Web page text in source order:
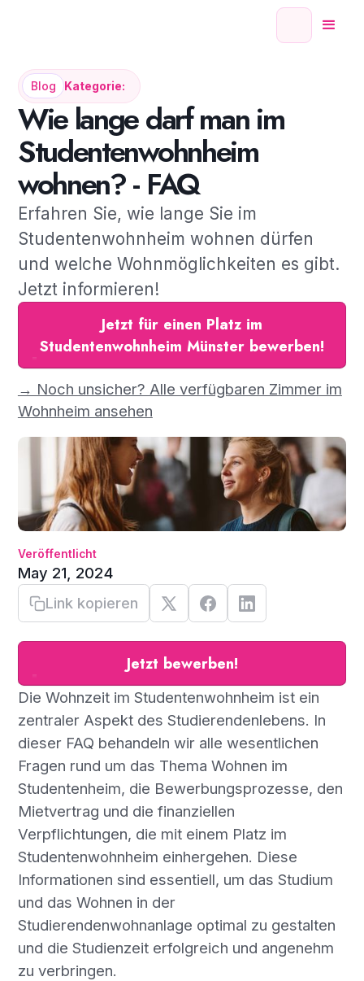
Blog Kategorie:
Wie lange darf man im
Studentenwohnheim
wohnen? - FAQ
Erfahren Sie, wie lange Sie im
Studentenwohnheim wohnen dürfen
und welche Wohnmöglichkeiten es gibt.
Jetzt informieren!
Jetzt für einen Platz im
Studentenwohnheim Münster bewerben!
→ Noch unsicher? Alle verfügbaren Zimmer im
Wohnheim ansehen
Veröffentlicht
May 21, 2024
Link kopieren
Jetzt bewerben!
Die Wohnzeit im Studentenwohnheim ist ein
zentraler Aspekt des Studierendenlebens. In
dieser FAQ behandeln wir alle wesentlichen
Fragen rund um das Thema Wohnen im
Studentenheim, die Bewerbungsprozesse, den
Mietvertrag und die finanziellen
Verpflichtungen, die mit einem Platz im
Studentenwohnheim einhergehen. Diese
Informationen sind essentiell, um das Studium
und das Wohnen in der
Studierendenwohnanlage optimal zu gestalten
und die Studienzeit erfolgreich und angenehm
zu verbringen.